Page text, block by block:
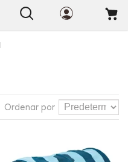
Ordenar por